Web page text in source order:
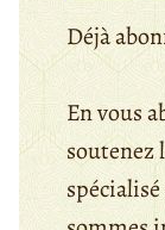
Déjà
En vous
soutenez